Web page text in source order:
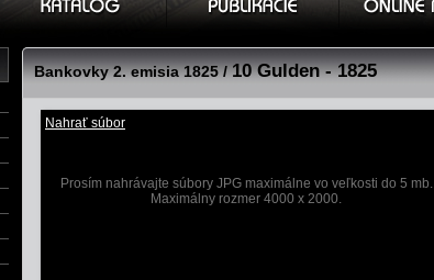
Bankovky 2. emisia 1825 /10 Gulden - 1825
Nahrať súbor
Prosím nahrávajte súbory JPG maximálne vo veľkosti do 5 mb.
Maximálny rozmer 4000 x 2000.